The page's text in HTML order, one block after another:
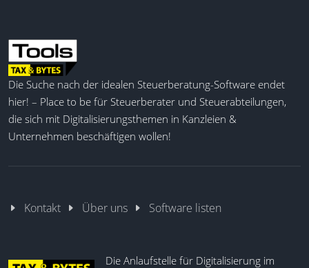
Die Suche nach der idealen Steuerberatung-Software endet
hier! – Place to be für Steuerberater und Steuerabteilungen,
die sich mit Digitalisierungsthemen in Kanzleien &
Unternehmen beschäftigen wollen!
Kontakt Über uns Software listen
Die Anlaufstelle für Digitalisierung im